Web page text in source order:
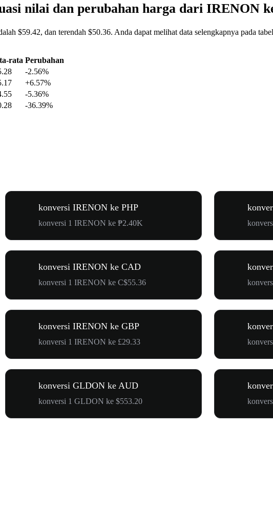
nilai dan perubahan harga dari IRENON
$59.42, dan terendah $50.36. Anda dapat melihat data selengkapnya pada
rata Perubahan
-2.56%
+6.57%
-5.36%
-36.39%
konversi IRENON ke PHP
konversi 1 IRENON ke ₱2.40K
konversi IRENON ke CAD
konversi 1 IRENON ke C$55.36
konversi IRENON ke GBP
konversi 1 IRENON ke £29.33
konversi GLDON ke AUD
konversi 1 GLDON ke $553.20